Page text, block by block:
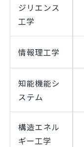
ジリエンス
工学
情報理工学
知能機能シ
ステム
構造エネル
ギー工学